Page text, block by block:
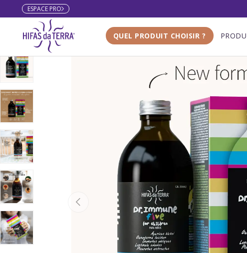
Aller au contenu
ESPACE PRO
QUEL PRODUIT CHOISIR ?
Précédent
Charger l’image 4 dans la vue de galerie